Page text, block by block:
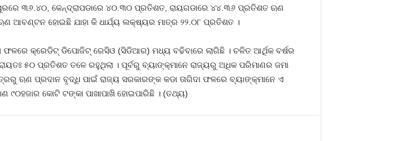
୩୬.୪୦, କେନ୍ଦ୍ରାପଡାରେ ୪୦.୩୦ ପ୍ରତିଶତ, ରାୟଗଡାରେ ୪୪.୩୬ ପ୍ରତିଶତ ଋଣ
ଆବଣ୍ଟନ ହୋଇଛି ଯାହା କି ଧାର୍ଯ୍ୟ ଲକ୍ଷ୍ୟର ମାତ୍ର ୨୨.୦୮ ପ୍ରତିଶତ ।
ଫଳରେ କ୍ରେଡିଟ୍‍ ଡିପୋଜିଟ୍‍ ରେସିଓ (ସିଡିଆର) ମଧ୍ୟ ବଢିବାରେ ଲାଗିଛି । ଚଳିତ ଆର୍ଥିକ ବର୍ଷର
୫୦ ପ୍ରତିଶତ ତଳେ ରହୁଥିଲା । ପୂର୍ବରୁ ବ୍ୟାଙ୍କ୍‍ମାନେ ରାଜ୍ୟରୁ ଅଧିକ ପରିମାଣର ଜମା
ଋଣ ପ୍ରଦାନ ବୃଦ୍ଧି ପାଇଁ ରାଜ୍ୟ ସରକାରଙ୍କ କଡା ତାଗିଦା ଫଳରେ ବ୍ୟାଙ୍କ୍‍ମାନେ ଏ
କୋଟି ଟଙ୍କା ପାଖାପାଖି ହୋଇପାରିଛି । (ତଥ୍ୟ)